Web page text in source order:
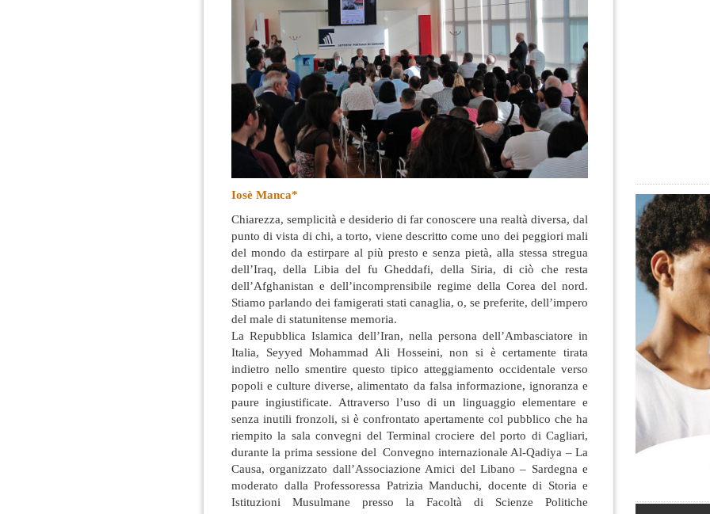
Iosè Manca*
Chiarezza, semplicità e desiderio di far conoscere una realtà diversa, dal
punto di vista di chi, a torto, viene descritto come uno dei peggiori mali
del mondo da estirpare al più presto e senza pietà, alla stessa stregua
dell’Iraq, della Libia del fu Gheddafi, della Siria, di ciò che resta
dell’Afghanistan e dell’incomprensibile regime della Corea del nord.
Stiamo parlando dei famigerati stati canaglia, o, se preferite, dell’impero
del male di statunitense memoria.
La Repubblica Islamica dell’Iran, nella persona dell’Ambasciatore in
Italia, Seyyed Mohammad Ali Hosseini, non si è certamente tirata
indietro nello smentire questo tipico atteggiamento occidentale verso
popoli e culture diverse, alimentato da falsa informazione, ignoranza e
paure ingiustificate. Attraverso l’uso di un linguaggio elementare e
senza inutili fronzoli, si è confrontato apertamente col pubblico che ha
riempito la sala convegni del Terminal crociere del porto di Cagliari,
durante la prima sessione del Convegno internazionale Al-Qadiya – La
Causa, organizzato dall’Associazione Amici del Libano – Sardegna e
moderato dalla Professoressa Patrizia Manduchi, docente di Storia e
Istituzioni Musulmane presso la Facoltà di Scienze Politiche